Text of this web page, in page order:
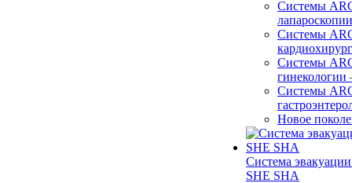
Системы
лапароскопии
Системы
Системы
гинекологии
Системы
Новое
Система
SHE SHA